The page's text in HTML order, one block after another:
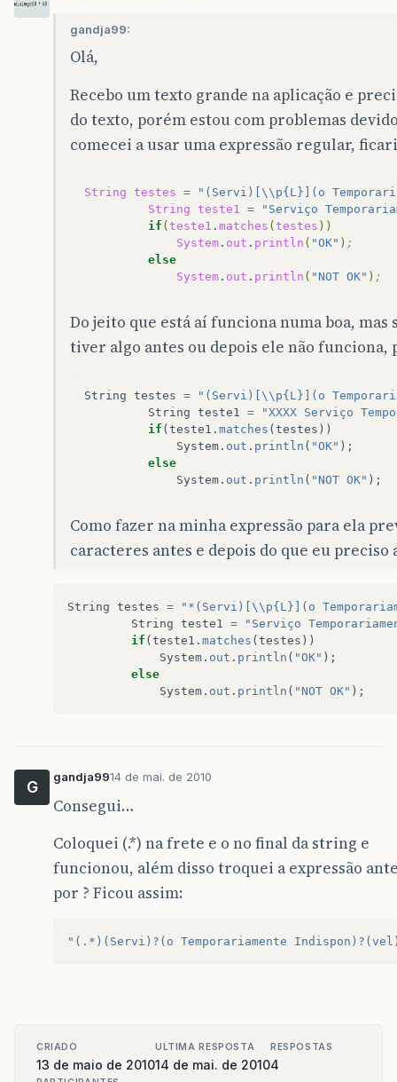
gandja99:
Olá,
Recebo um texto grande na aplicação e
do texto, porém estou com problemas
comecei a usar uma expressão regular,
String testes =
"(Servi)[\\p{L}](o
String teste1 =
"Serviço
if ( teste1 . matches ( testes ))
System . out . println ( "OK" ) ;
else
System . out . println ( "NOT OK" ) ;
Do jeito que está aí funciona numa boa,
tiver algo antes ou depois ele não funciona,
String testes =
"(Servi)[\\p{L}](o
String teste1 =
"XXXX Serviço
if (teste1 . matches (testes ))
System . out . println ( "OK" );
else
System . out . println ( "NOT OK" );
Como fazer na minha expressão para ela
caracteres antes e depois do que eu preciso
String testes =
"*(Servi)[\\p{L}](o
String teste1 =
"Serviço
if (teste1 . matches (testes ))
System . out . println ( "OK" );
else
System . out . println ( "NOT OK" );
G
gandja9914 de mai. de 2010
Consegui…
Coloquei (.*) na frete e o no final da string e
funcionou, além disso troquei a expressão
por ? Ficou assim:
"(.*)(Servi)?(o Temporariamente
CRIADO
13 de maio de 2010
ULTIMA RESPOSTA
14 de mai. de 2010
RESPOSTAS
4